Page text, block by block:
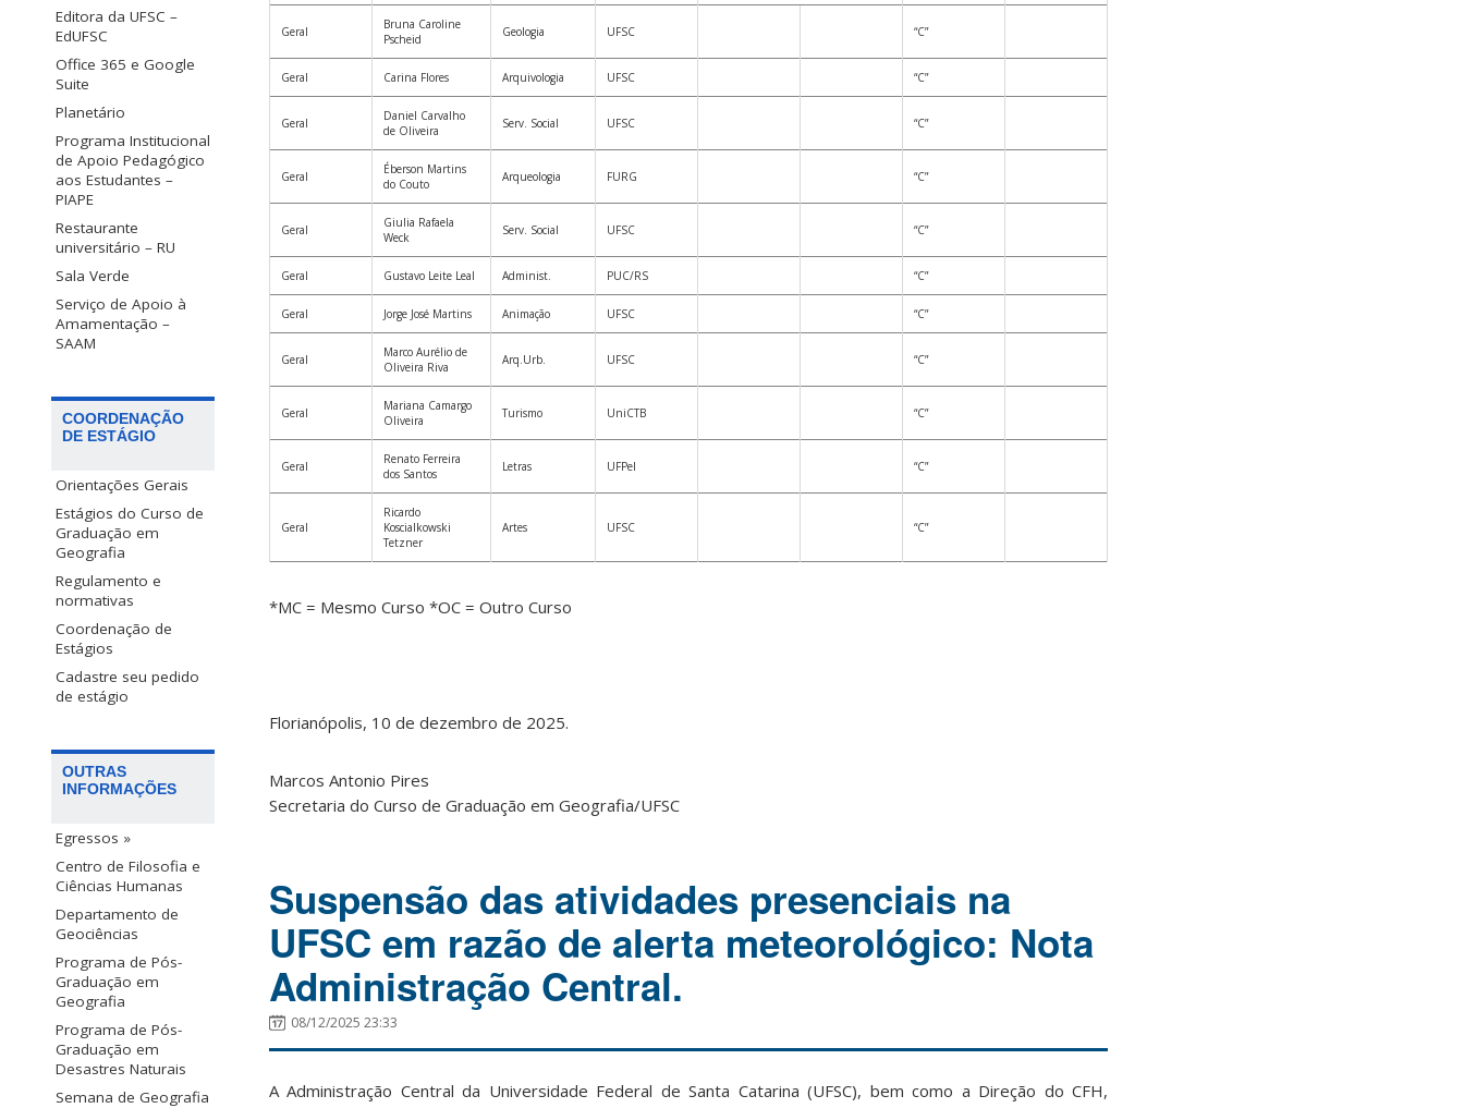
Editora da UFSC –
EdUFSC
Office 365 e Google
Suite
Planetário
Programa Institucional
de Apoio Pedagógico
aos Estudantes –
PIAPE
Restaurante
universitário – RU
Sala Verde
Serviço de Apoio à
Amamentação –
SAAM
COORDENAÇÃO
DE ESTÁGIO
Orientações Gerais
Estágios do Curso de
Graduação em
Geografia
Regulamento e
normativas
Coordenação de
Estágios
Cadastre seu pedido
de estágio
OUTRAS
INFORMAÇÕES
Egressos »
Centro de Filosofia e
Ciências Humanas
Departamento de
Geociências
Programa de Pós-
Graduação em
Geografia
Programa de Pós-
Graduação em
Desastres Naturais
Semana de Geografia
Geral
Bruna Caroline
Pscheid
Geologia UFSC “C”
Geral Carina Flores Arquivologia UFSC “C”
Geral
Daniel Carvalho
de Oliveira
Serv. Social UFSC “C”
Geral
Éberson Martins
do Couto
Arqueologia FURG “C”
Geral
Giulia Rafaela
Weck
Serv. Social UFSC “C”
Geral Gustavo Leite Leal Administ. PUC/RS “C”
Geral Jorge José Martins Animação UFSC “C”
Geral
Marco Aurélio de
Oliveira Riva
Arq.Urb. UFSC “C”
Geral
Mariana Camargo
Oliveira
Turismo UniCTB “C”
Geral
Renato Ferreira
dos Santos
Letras UFPel “C”
Geral
Ricardo
Koscialkowski
Tetzner
Artes UFSC “C”
*MC = Mesmo Curso *OC = Outro Curso
Florianópolis, 10 de dezembro de 2025.
Marcos Antonio Pires
Secretaria do Curso de Graduação em Geografia/UFSC
Suspensão das atividades presenciais na
UFSC em razão de alerta meteorológico: Nota
Administração Central.
08/12/2025 23:33
A Administração Central da Universidade Federal de Santa Catarina (UFSC), bem como a Direção do CFH,